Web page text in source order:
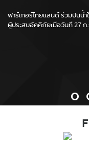
แรกของแบรนด์
“KINNPORSCHE
WORK SHOP
ที่ จ.สุพรรณบุรี
ฟาร์เกอร์ไทยแลนด์ ร่วมปันน้
ผู้ประสบอัคคีภัยเมื่อวันที่ 27 ก
ในงาน
2018
หลวง จ.เชียงราย
ที่ใดมีทุกข์ ที่นั่นจะมีเราเป็นเ
อาเซียน ประจำปี
รางวัลอันทรงเกียรติจากสม